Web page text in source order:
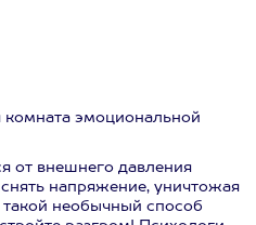
комната эмоциональной
от внешнего давления
напряжение, уничтожая
такой необычный способ